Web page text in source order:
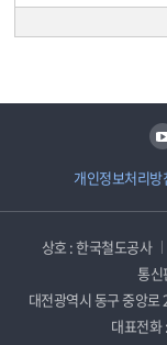
개인정보처리방
유튜브
상호 : 한국철도공사
통신
대전광역시 동구 중앙로
대표전